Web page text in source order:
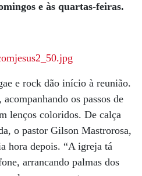
e às quartas-feiras.
e rock dão início à reunião.
os passos de
lenços coloridos. De calça
o pastor Gilson Mastrorosa,
hora depois. “A igreja tá
arrancando palmas dos